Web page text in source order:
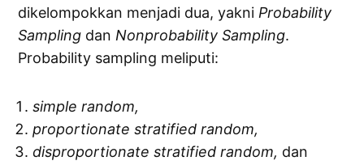
dikelompokkan menjadi dua, yakni Probability
Sampling dan Nonprobability Sampling.
Probability sampling meliputi:
simple random,
proportionate stratified random,
disproportionate stratified random, dan